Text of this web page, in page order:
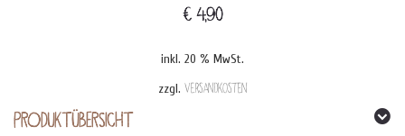
€ 4,90
inkl. 20 % MwSt.
zzgl. Versandkosten
PRODUKTÜBERSICHT